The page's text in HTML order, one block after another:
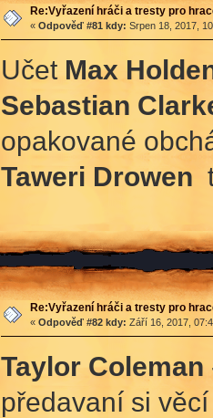
Re:Vyřazení hráči a tresty pro
« Odpověď #81 kdy: Srpen 18, 2017,
Učet Max
Sebastian
opakované
Taweri Drowen
Re:Vyřazení hráči a tresty pro
« Odpověď #82 kdy: Září 16, 2017,
Taylor Coleman
předavaní si věcí